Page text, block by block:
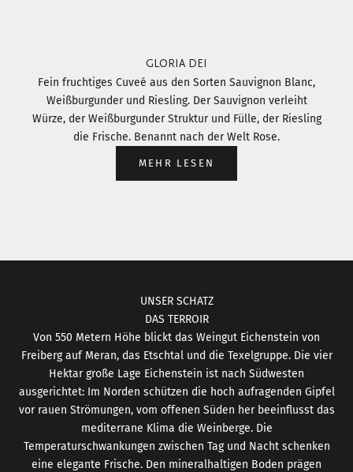
GLORIA DEI
Fein fruchtiges Cuveé aus den Sorten Sauvignon Blanc,
Weißburgunder und Riesling. Der Sauvignon verleiht
Würze, der Weißburgunder Struktur und Fülle, der Riesling
die Frische. Benannt nach der Welt Rose.
MEHR LESEN
UNSER SCHATZ
DAS TERROIR
Von 550 Metern Höhe blickt das Weingut Eichenstein von
Freiberg auf Meran, das Etschtal und die Texelgruppe. Die vier
Hektar große Lage Eichenstein ist nach Südwesten
ausgerichtet: Im Norden schützen die hoch aufragenden Gipfel
vor rauen Strömungen, vom offenen Süden her beeinflusst das
mediterrane Klima die Weinberge. Die
Temperaturschwankungen zwischen Tag und Nacht schenken
eine elegante Frische. Den mineralhaltigen Boden prägen